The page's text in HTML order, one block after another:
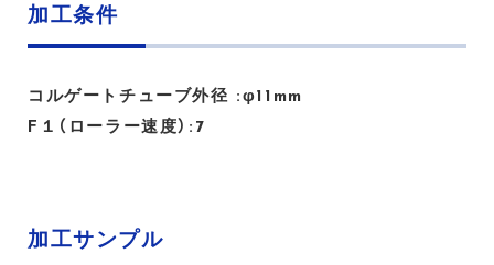
加工条件
コルゲートチューブ外径 :φ11mm
F１（ローラー速度）:7
加工サンプル